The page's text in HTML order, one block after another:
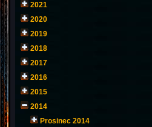
2021
2020
2019
2018
2017
2016
2015
2014
Prosinec 2014